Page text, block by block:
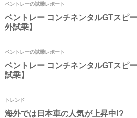
ベントレーの試乗レポート
ベントレー コンチネンタルGTスピ
外試乗】
ベントレーの試乗レポート
ベントレー コンチネンタルGTスピ
試乗】
トレンド
海外では日本車の人気が上昇中!?